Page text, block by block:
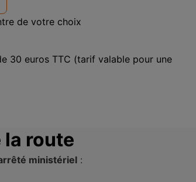
de votre choix
30 euros TTC (tarif valable pour une
la route
ministériel :